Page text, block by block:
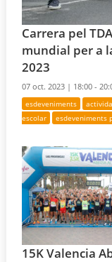
Carrera pel
mundial per a
2023
07 oct. 2023 | 18:00 -
esdeveniments
escolar
esdeveniments
15K Valencia